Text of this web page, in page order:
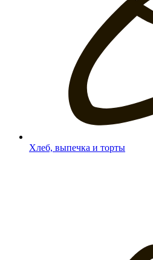
Хлеб, выпечка и торты